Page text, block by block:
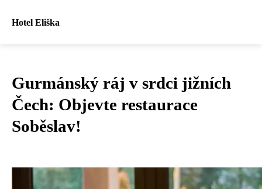
Hotel Eliška
Gurmánský ráj v srdci jižních
Čech: Objevte restaurace
Soběslav!